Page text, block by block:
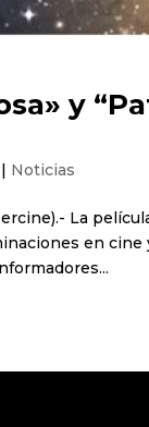
y
| Noticias
La
en